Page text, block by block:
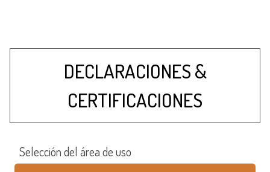
DECLARACIONES &
CERTIFICACIONES
Selección del área de uso